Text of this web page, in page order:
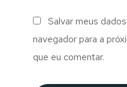
Salvar meus
navegador para a
que eu comentar.